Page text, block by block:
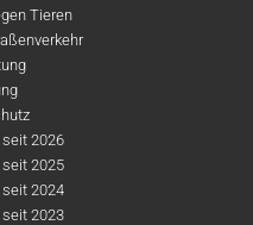
Tieren
2026
2025
2024
2023